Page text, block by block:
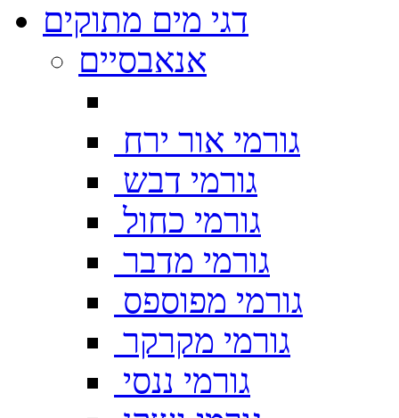
דגי מים מתוקים
אנאבסיים
גורמי אור ירח
גורמי דבש
גורמי כחול
גורמי מדבר
גורמי מפוספס
גורמי מקרקר
גורמי ננסי